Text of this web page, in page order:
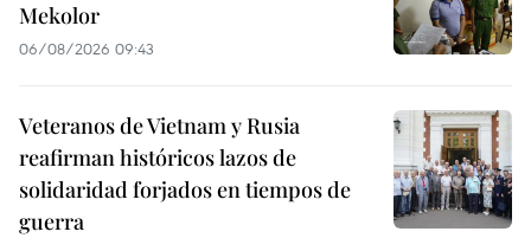
Mekolor
06/08/2026 09:43
Veteranos de Vietnam y Rusia
reafirman históricos lazos de
solidaridad forjados en tiempos de
guerra